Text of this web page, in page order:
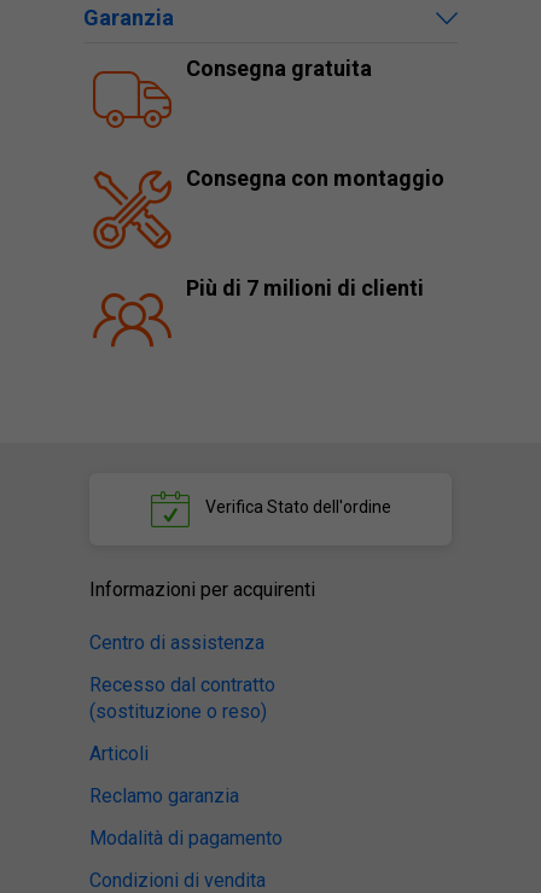
Garanzia
Consegna gratuita
Consegna con montaggio
Più di 7 milioni di clienti
Verifica Stato dell'ordine
Informazioni per acquirenti
Centro di assistenza
Recesso dal contratto
(sostituzione o reso)
Articoli
Reclamo garanzia
Modalità di pagamento
Condizioni di vendita